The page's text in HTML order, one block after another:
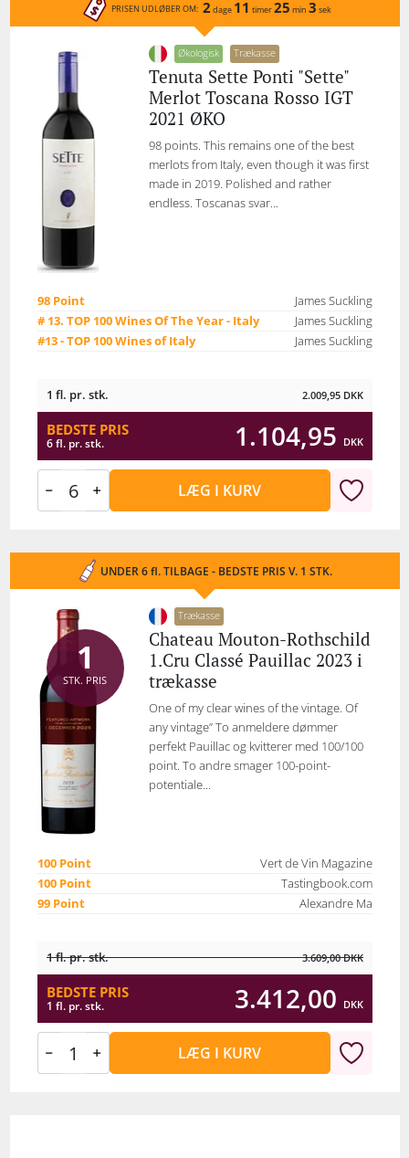
PRISEN UDLØBER OM: 2 dage 11 timer25 min 3 sek
Økologisk Trækasse
Tenuta Sette Ponti "Sette"
Merlot Toscana Rosso IGT
2021 ØKO
98 points. This remains one of the best
merlots from Italy, even though it was first
made in 2019. Polished and rather
endless. Toscanas svar...
98 Point
James Suckling
# 13. TOP 100 Wines Of The Year - Italy
James Suckling
#13 - TOP 100 Wines of Italy
James Suckling
1 fl. pr. stk. 2.009,95 DKK
BEDSTE PRIS
6 fl. pr. stk. 1.104,95 DKK
LÆG I KURV
UNDER 6 fl. TILBAGE - BEDSTE PRIS V. 1 STK.
1
STK. PRIS
Trækasse
Chateau Mouton-Rothschild
1.Cru Classé Pauillac 2023 i
trækasse
One of my clear wines of the vintage. Of
any vintage” To anmeldere dømmer
perfekt Pauillac og kvitterer med 100/100
point. To andre smager 100-point-
potentiale...
100 Point
Vert de Vin Magazine
100 Point
Tastingbook.com
99 Point
Alexandre Ma
1 fl. pr. stk. 3.609,00DKK
BEDSTE PRIS
1 fl. pr. stk. 3.412,00 DKK
LÆG I KURV